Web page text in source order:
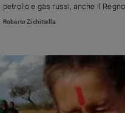
e
Aziende
valore
Caso
petrolio e gas russi, anche il
presenta un piano per
Roberto Zichittella